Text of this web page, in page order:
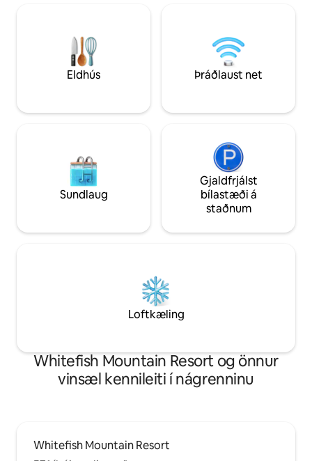
hliðina á The Bierstube er inngangurinn
okkar á jarðhæð en á annarri hæð af
svölum. Ókeypis bílastæði,
kapalsjónvarp, þráðlaust net,
hér, rétt eins og
Eldhús Þráðlaust net
Sundlaug
Gjaldfrjálst
bílastæði á
staðnum
Loftkæling
Whitefish Mountain Resort og önnur
vinsæl kennileiti í nágrenninu
Whitefish Mountain Resort